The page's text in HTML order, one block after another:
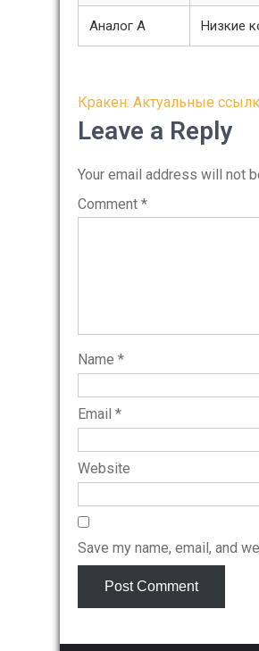
Аналог A Низкие
Post
navigation
Кракен: Актуальные
Leave a Reply
Your email address will not
Comment *
Name *
Email *
Website
Save my name, email, and